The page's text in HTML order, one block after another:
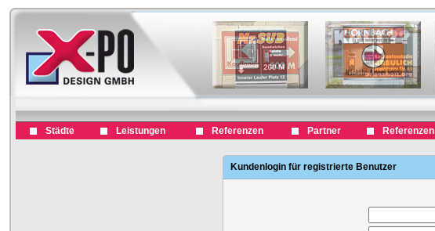
Städte
Leistungen Referenzen Partner Referenzen
Kundenlogin für registrierte Benutzer